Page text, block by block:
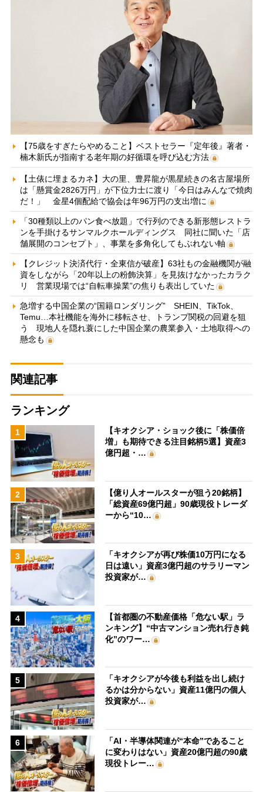
【75歳をすぎたらやめること】ベストセラー『定年後』著者・
楠木新氏が指南する老年期の好循環を呼び込む方法
【土俵に埋まるカネ】大の里、豊昇龍が黒星続きの名古屋場所
は「懸賞金2826万円」が下位力士に渡り「今日はみんなで焼肉
だ！」 金星4個配給で協会は年96万円の支出増に
「30種類以上のパン食べ放題」で行列のできる新形態レストラ
ンを手掛けるサンマルクホールディングス 同社に聞いた「店
舗展開のコンセプト」、事業を多角化してもぶれない軸
【クレジット決済代行・全東信が破産】63社もの金融機関が融
資をしながら「20年以上の粉飾決算」を見抜けなかったカラク
リ 営業現場では“自転車操業”の焦りも表出していた
急増する中国企業の“国籍ロンダリング” SHEIN、TikTok、
Temu…本社機能を海外に移転させ、トランプ関税の回避を狙
う 現地人を隠れ蓑にした中国企業の農業参入・土地取得への
懸念も
関連記事
ランキング
1
【キオクシア・ショック後に「株価倍
増」も期待できる注目銘柄5選】資産3
億円超・…
2
【億り人オールスターが狙う20銘柄】
「総資産69億円超」90歳現役トレーダ
ーから“10…
3
「キオクシアが再び株価10万円になる
日は遠い」資産3億円超のサラリーマン
投資家が…
4
【首都圏の不動産価格「危ない駅」ラ
ンキング】“中古マンション売れ行き鈍
化”のワー…
5
「キオクシアが今後も利益を出し続け
るかは分からない」資産11億円の個人
投資家が…
6
「AI・半導体関連が“本命”であること
に変わりはない」資産20億円超の90歳
現役トレー…